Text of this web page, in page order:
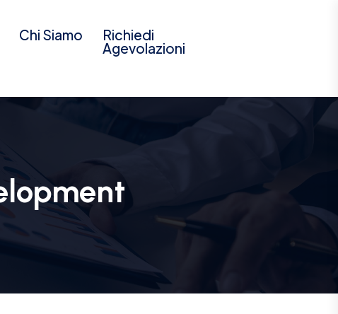
Chi Siamo Richiedi
Agevolazioni